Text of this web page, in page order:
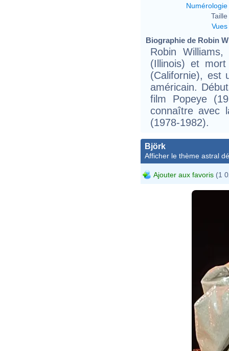
Numérologie
Taille
Vues
Biographie de Robin
Robin
(Illinois) et
(Californie), est
américain.
film Popeye
connaître avec
(1978-1982).
Björk
Afficher le thème astral
Ajouter aux favoris (1